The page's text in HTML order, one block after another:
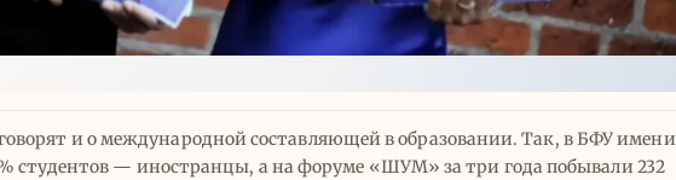
и о международной составляющей в образовании. Так, в БФУ имени
студентов — иностранцы, а на форуме «ШУМ» за три года побывали 232